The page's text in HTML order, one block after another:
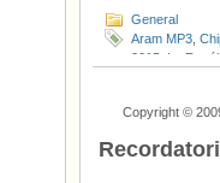
General
Aram MP3
2015 La
Copyright ©